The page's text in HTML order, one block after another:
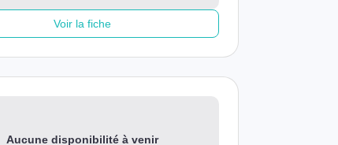
Voir la fiche
Aucune disponibilité à venir